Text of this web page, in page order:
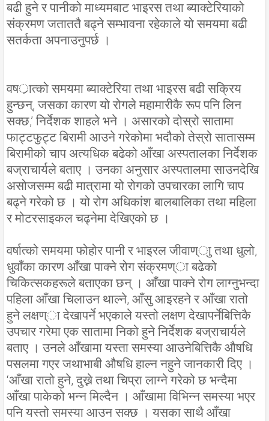
बढी हुने र पानीको माध्यमबाट भाइरस तथा ब्याक्टेरियाको
संक्रमण जताततै बढ्ने सम्भावना रहेकाले यो समयमा बढी
सतर्कता अपनाउनुपर्छ ।
वषर्ात्को समयमा ब्याक्टेरिया तथा भाइरस बढी सक्रिय
हुन्छन्, जसका कारण यो रोगले महामारीकै रूप पनि लिन
सक्छ,’ निर्देशक शाहले भने । असारको दोस्रो सातामा
फाट्टफुट्ट बिरामी आउने गरेकोमा भदौको तेस्रो सातासम्म
बिरामीको चाप अत्यधिक बढेको आँखा अस्पतालका निर्देशक
बज्राचार्यले बताए । उनका अनुसार अस्पतालमा साउनदेखि
असोजसम्म बढी मात्रामा यो रोगको उपचारका लागि चाप
बढ्ने गरेको छ । यो रोग अधिकांश बालबालिका तथा महिला
र मोटरसाइकल चढ्नेमा देखिएको छ ।
वर्षात्को समयमा फोहोर पानी र भाइरल जीवाण्ाु तथा धुलो,
धुवाँका कारण आँखा पाक्ने रोग संक्रमण्ा बढेको
चिकित्सकहरूले बताएका छन् । आँखा पाक्ने रोग लाग्नुभन्दा
पहिला आँखा चिलाउन थाल्ने, आँसु आइरहने र आँखा रातो
हुने लक्षण्ा देखापर्ने भएकाले यस्तो लक्षण देखापर्नेबित्तिकै
उपचार गरेमा एक सातामा निको हुने निर्देशक बज्राचार्यले
बताए । उनले आँखामा यस्ता समस्या आउनेबित्तिकै औषधि
पसलमा गएर जथाभाबी औषधि हाल्न नहुने जानकारी दिए ।
‘आँखा रातो हुने, दुख्ने तथा चिप्रा लाग्ने गरेको छ भन्दैमा
आँखा पाकेको भन्न मिल्दैन । आँखामा विभिन्न समस्या भएर
पनि यस्तो समस्या आउन सक्छ । यसका साथै आँखा